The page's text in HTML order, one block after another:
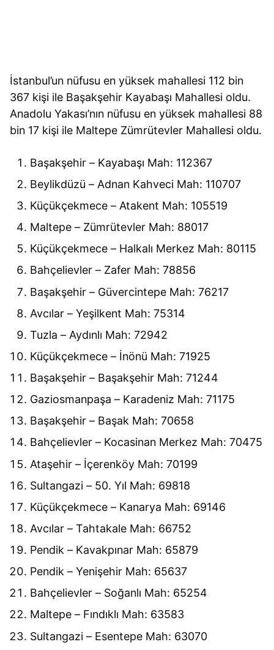
İstanbul’un nüfusu en yüksek mahallesi 112 bin
367 kişi ile Başakşehir Kayabaşı Mahallesi oldu.
Anadolu Yakası’nın nüfusu en yüksek mahallesi 88
bin 17 kişi ile Maltepe Zümrütevler Mahallesi oldu.
Başakşehir – Kayabaşı Mah: 112367
Beylikdüzü – Adnan Kahveci Mah: 110707
Küçükçekmece – Atakent Mah: 105519
Maltepe – Zümrütevler Mah: 88017
Küçükçekmece – Halkalı Merkez Mah: 80115
Bahçelievler – Zafer Mah: 78856
Başakşehir – Güvercintepe Mah: 76217
Avcılar – Yeşilkent Mah: 75314
Tuzla – Aydınlı Mah: 72942
Küçükçekmece – İnönü Mah: 71925
Başakşehir – Başakşehir Mah: 71244
Gaziosmanpaşa – Karadeniz Mah: 71175
Başakşehir – Başak Mah: 70658
Bahçelievler – Kocasinan Merkez Mah: 70475
Ataşehir – İçerenköy Mah: 70199
Sultangazi – 50. Yıl Mah: 69818
Küçükçekmece – Kanarya Mah: 69146
Avcılar – Tahtakale Mah: 66752
Pendik – Kavakpınar Mah: 65879
Pendik – Yenişehir Mah: 65637
Bahçelievler – Soğanlı Mah: 65254
Maltepe – Fındıklı Mah: 63583
Sultangazi – Esentepe Mah: 63070